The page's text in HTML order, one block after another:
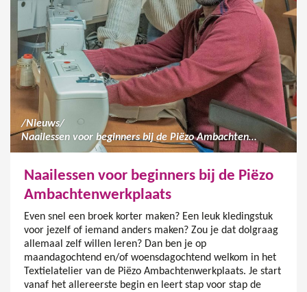
/Nieuws/
Naailessen voor beginners bij de Piëzo Ambachtenwerkplaats
Naailessen voor beginners bij de Piëzo
Ambachtenwerkplaats
Even snel een broek korter maken? Een leuk kledingstuk
voor jezelf of iemand anders maken? Zou je dat dolgraag
allemaal zelf willen leren? Dan ben je op
maandagochtend en/of woensdagochtend welkom in het
Textielatelier van de Piëzo Ambachtenwerkplaats. Je start
vanaf het allereerste begin en leert stap voor stap de